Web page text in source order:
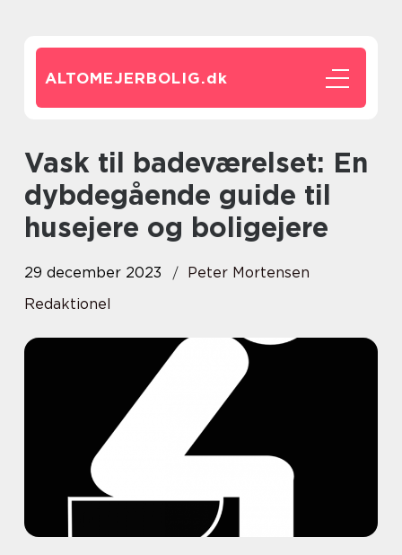
ALTOMEJERBOLIG.dk
Vask til badeværelset: En
dybdegående guide til
husejere og boligejere
29 december 2023
Peter Mortensen
Redaktionel